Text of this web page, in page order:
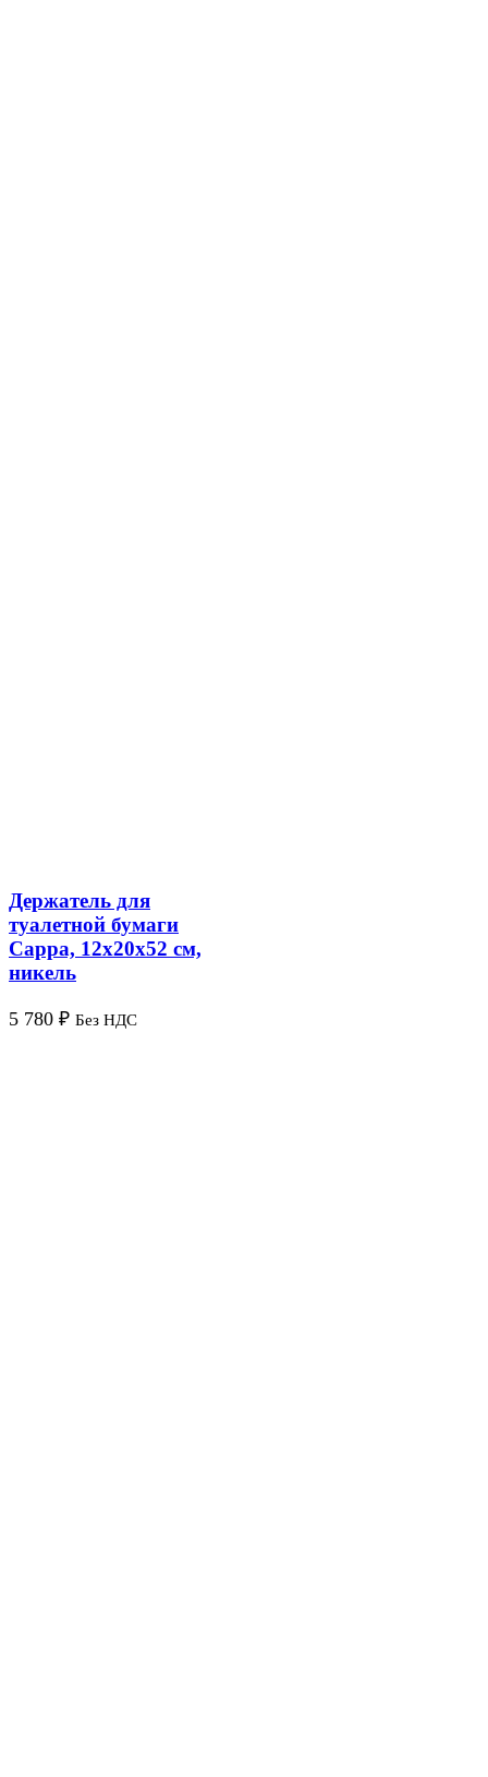
Держатель для
туалетной бумаги
Cappa, 12х20х52 см,
никель
5 780 ₽ Без НДС